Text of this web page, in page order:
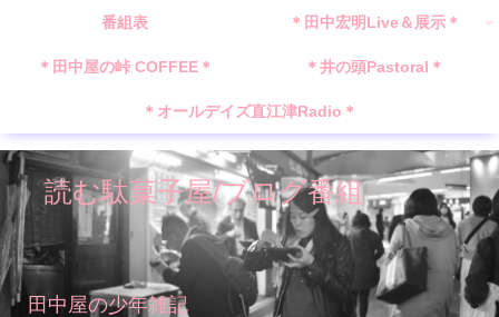
読む駄菓子屋/ブログ番組
田中屋の少年雑記
番組表 ＊田中宏明Live＆展示＊
＊田中屋の峠 COFFEE＊ ＊井の頭Pastoral＊
＊オールデイズ直江津Radio＊